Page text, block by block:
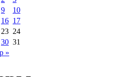
»
9
10
16 17
23 24
30 31